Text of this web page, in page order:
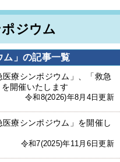
ジウム
ム」の記事一覧
医療シンポジウム」、「救急
開催いたします
令和8(2026)年8月4日更新
医療シンポジウム」を開催し
令和7(2025)年11月6日更新